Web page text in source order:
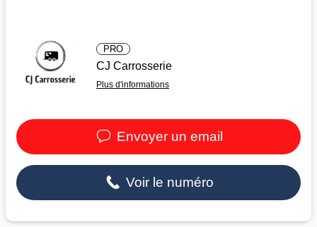
PRO
CJ Carrosserie
Plus d'informations
Envoyer un email
Voir le numéro